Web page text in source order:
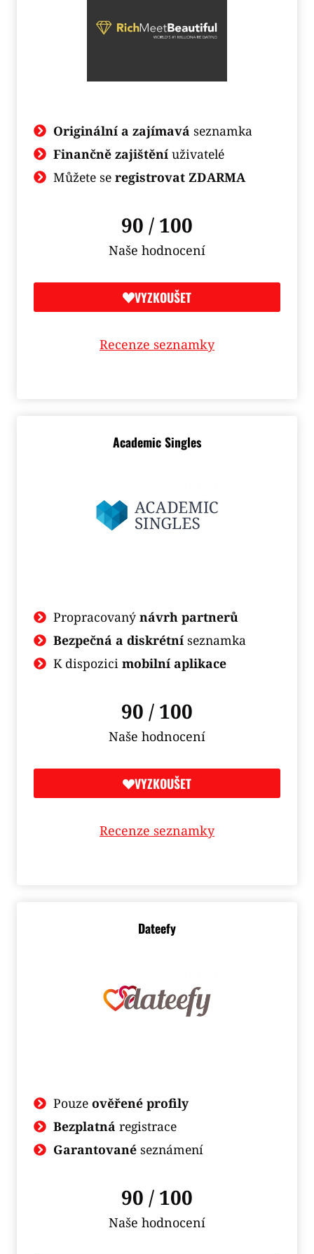
Originální a zajímavá seznamka
Finančně zajištěníuživatelé
Můžete se registrovat ZDARMA
90 / 100
Naše hodnocení
VYZKOUŠET
Recenze seznamky
Academic Singles
Propracovaný návrh partnerů
Bezpečná a diskrétníseznamka
K dispozici mobilní aplikace
90 / 100
Naše hodnocení
VYZKOUŠET
Recenze seznamky
Dateefy
Pouze ověřené profily
Bezplatná registrace
Garantovanéseznámení
90 / 100
Naše hodnocení